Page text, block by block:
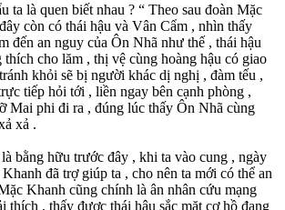
ta là quen biết nhau ? “ Theo sau đoàn Mặc
còn có thái hậu và Vân Cẩm , nhìn thấy
đến an nguy của Ôn Nhã như thế , thái hậu
thích cho lăm , thị vệ cùng hoàng hậu có giao
khỏi sẽ bị người khác dị nghị , đàm tếu ,
tiếp hỏi tới , liền ngay bên cạnh phòng ,
Mai phi đi ra , đúng lúc thấy Ôn Nhã cùng
xả .
bằng hữu trước đây , khi ta vào cung , ngày
đã trợ giúp ta , cho nên ta mới có thể an
Khanh cũng chính là ân nhân cứu mạng
thích , thấy được thái hậu sắc mặt cơ hồ đang